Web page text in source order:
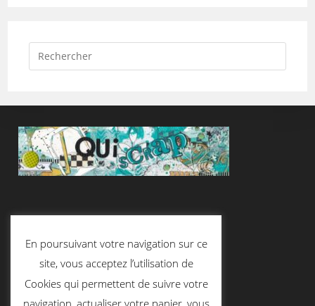
Contactez-Nous
En poursuivant votre navigation sur ce
site, vous acceptez l’utilisation de
Cookies qui permettent de suivre votre